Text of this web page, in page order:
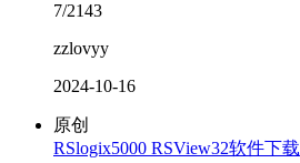
7/2143
zzlovyy
2024-10-16
原创
RSlogix5000 RSView32软件下载